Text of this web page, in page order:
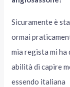
Sicuramente è
ormai
mia regista mi
abilità di capire
essendo italiana